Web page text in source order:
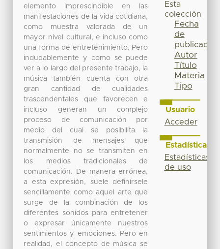
elemento imprescindible en las
manifestaciones de la vida cotidiana,
como muestra valorada de un
mayor nivel cultural, e incluso como
una forma de entretenimiento. Pero
indudablemente y como se puede
ver a lo largo del presente trabajo, la
música también cuenta con otra
gran cantidad de cualidades
trascendentales que favorecen e
incluso generan un complejo
proceso de comunicación por
medio del cual se posibilita la
transmisión de mensajes que
normalmente no se transmiten en
los medios tradicionales de
comunicación. De manera errónea,
a esta expresión, suele definírsele
sencillamente como aquel arte que
surge de la combinación de los
diferentes sonidos para entretener
o expresar únicamente nuestros
sentimientos y emociones. Pero en
realidad, el concepto de música se
Esta
colección
Fecha
de
publicación
Autor
Título
Materia
Tipo
Usuario
Acceder
Estadísticas
Estadísticas
de uso